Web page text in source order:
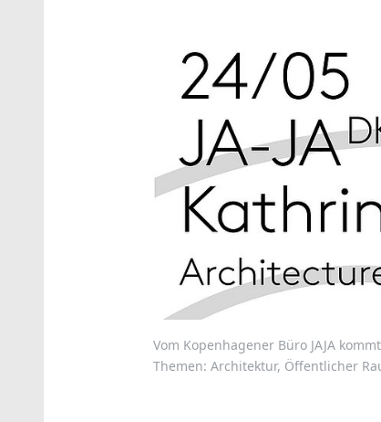
Vom Kopenhagener Büro JAJA
Themen: Architektur, Öffentlicher